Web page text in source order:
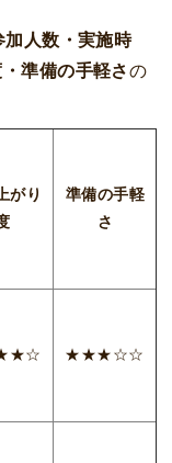
加人数・実施時
準備の手軽さの
がり
準備の手軽
さ
★★★☆☆